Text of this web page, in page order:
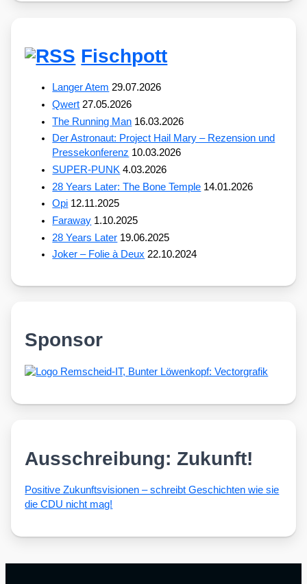
Fischpott
Langer Atem 29.07.2026
Qwert 27.05.2026
The Running Man 16.03.2026
Der Astronaut: Project Hail Mary – Rezension und
Pressekonferenz 10.03.2026
SUPER-PUNK 4.03.2026
28 Years Later: The Bone Temple 14.01.2026
Opi 12.11.2025
Faraway 1.10.2025
28 Years Later 19.06.2025
Joker – Folie à Deux 22.10.2024
Sponsor
Ausschreibung: Zukunft!
Posi­ti­ve Zukunfts­vi­sio­nen – schreibt Geschich­ten wie sie
die CDU nicht mag!